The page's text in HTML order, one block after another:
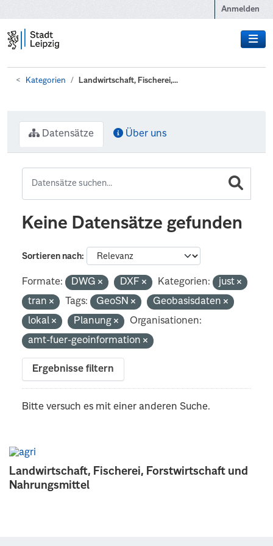
Anmelden
Kategorien Landwirtschaft, Fischerei,...
Landwirtschaft, Fischerei, Forstwirtschaft und
Nahrungsmittel
Datensätze Über uns
Keine Datensätze gefunden
Sortieren nach
Formate: DWG DXF Kategorien:
just
tran
Tags: GeoSN
Geobasisdaten
lokal
Planung
Organisationen:
amt-fuer-geoinformation
Ergebnisse filtern
Bitte versuch es mit einer anderen Suche.